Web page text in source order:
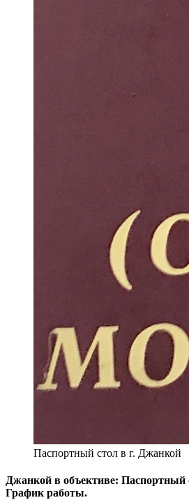
Паспортный стол в г. Джанкой
Джанкой в объективе: Паспортный
График работы.